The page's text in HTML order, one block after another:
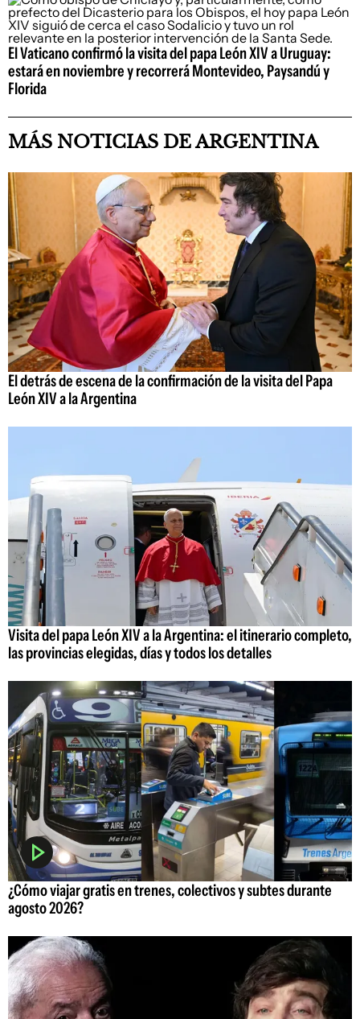
El Vaticano confirmó la visita del papa León XIV a Uruguay:
estará en noviembre y recorrerá Montevideo, Paysandú y
Florida
MÁS NOTICIAS DE ARGENTINA
El detrás de escena de la confirmación de la visita del Papa
León XIV a la Argentina
Visita del papa León XIV a la Argentina: el itinerario completo,
las provincias elegidas, días y todos los detalles
¿Cómo viajar gratis en trenes, colectivos y subtes durante
agosto 2026?